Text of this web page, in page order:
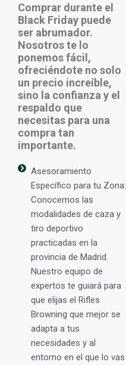
Comprar durante el
Black Friday puede
ser abrumador.
Nosotros te lo
ponemos fácil,
ofreciéndote no solo
un precio increíble,
sino la confianza y el
respaldo que
necesitas para una
compra tan
importante.
Asesoramiento
Específico para tu Zona:
Conocemos las
modalidades de caza y
tiro deportivo
practicadas en la
provincia de Madrid.
Nuestro equipo de
expertos te guiará para
que elijas el Rifles
Browning que mejor se
adapta a tus
necesidades y al
entorno en el que lo vas